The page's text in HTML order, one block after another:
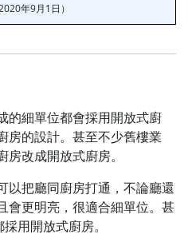
年9月1日）
的細單位都會採用開放式廚
房的設計。甚至不少舊樓業
改成開放式廚房。
以把廳同廚房打通，不論廳還
會更明亮，很適合細單位。甚
用開放式廚房。